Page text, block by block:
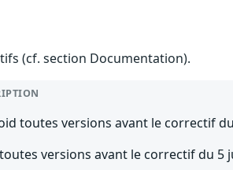
(cf. section Documentation).
toutes versions avant le correctif
versions avant le correctif du 5